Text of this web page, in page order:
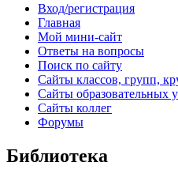
Вход/регистрация
Главная
Мой мини-сайт
Ответы на вопросы
Поиск по сайту
Сайты классов, групп,
Сайты образовательных
Сайты коллег
Форумы
Библиотека